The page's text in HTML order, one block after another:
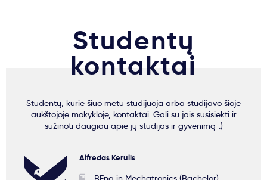
Studentų
kontaktai
Studentų, kurie šiuo metu studijuoja arba studijavo šioje
aukštojoje mokykloje, kontaktai. Gali su jais susisiekti ir
sužinoti daugiau apie jų studijas ir gyvenimą :)
Alfredas Kerulis